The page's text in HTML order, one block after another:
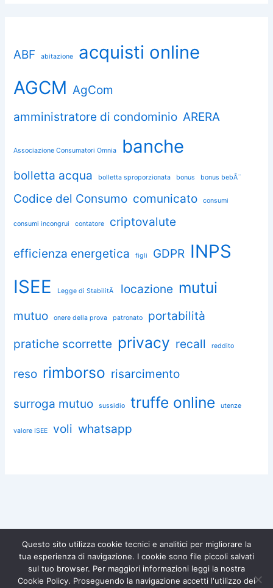
ABF abitazione
acquisti online
AGCM AgCom
amministratore di condominio ARERA
Associazione Consumatori Omnia banche
bolletta acqua bolletta sproporzionata bonus bonus bebÃ¨
Codice del Consumo comunicato consumi
consumi incongrui contatore criptovalute
efficienza energetica figli GDPR INPS
ISEE
Legge di StabilitÃ locazione mutui
mutuo onere della prova patronato
portabilità
pratiche scorrette privacy recall reddito
reso rimborso risarcimento
surroga mutuo sussidio truffe online utenze
valore ISEE voli whatsapp
Diventa socio di
Iscriviti gratuitamente e difendi i
Chiedi aiuto a Omnia
Questo sito utilizza cookie tecnici e analitici per migliorare la
tua esperienza di navigazione. I cookie sono file piccoli salvati
sul tuo browser. Per maggiori informazioni leggi la nostra
Cookie Policy. Proseguendo la navigazione accetti l'utilizzo dei